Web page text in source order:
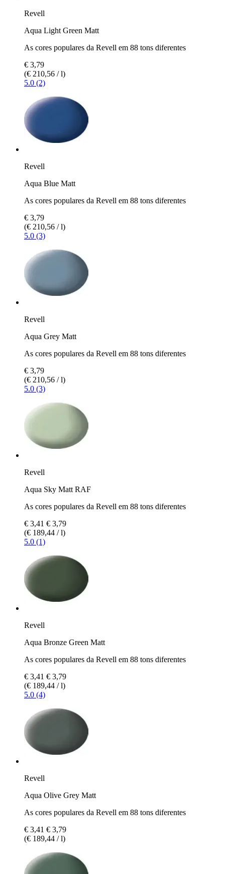
Revell
Aqua Light Green Matt
As cores populares da Revell em 88 tons diferentes
€ 3,79
(€ 210,56 / l)
5.0 (2)
Revell
Aqua Blue Matt
As cores populares da Revell em 88 tons diferentes
€ 3,79
(€ 210,56 / l)
5.0 (3)
Revell
Aqua Grey Matt
As cores populares da Revell em 88 tons diferentes
€ 3,79
(€ 210,56 / l)
5.0 (3)
Revell
Aqua Sky Matt RAF
As cores populares da Revell em 88 tons diferentes
€ 3,41 € 3,79
(€ 189,44 / l)
5.0 (1)
Revell
Aqua Bronze Green Matt
As cores populares da Revell em 88 tons diferentes
€ 3,41 € 3,79
(€ 189,44 / l)
5.0 (4)
Revell
Aqua Olive Grey Matt
As cores populares da Revell em 88 tons diferentes
€ 3,41 € 3,79
(€ 189,44 / l)